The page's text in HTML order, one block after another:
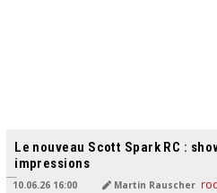
Le nouveau Scott Spark RC :
impressions
10.06.26 16:00 Martin Rauscher